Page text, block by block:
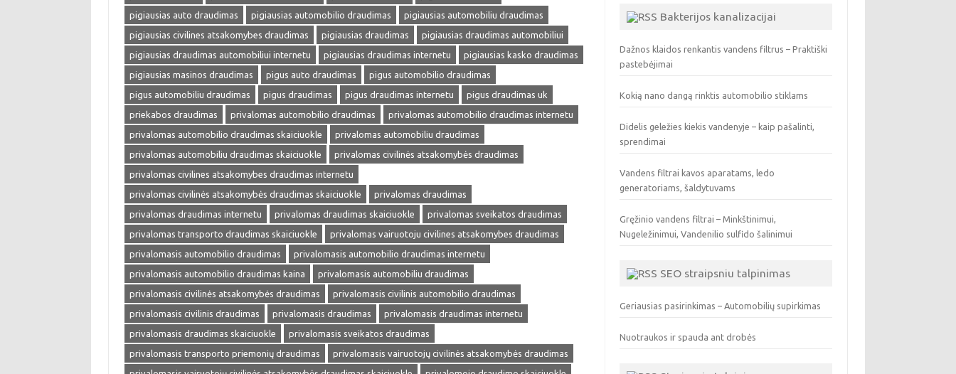
pigiausias auto draudimas
pigiausias automobilio draudimas
pigiausias automobiliu draudimas
pigiausias civilines atsakomybes draudimas
pigiausias draudimas
pigiausias draudimas automobiliui
pigiausias draudimas automobiliui internetu
pigiausias draudimas internetu
pigiausias kasko draudimas
pigiausias masinos draudimas
pigus auto draudimas
pigus automobilio draudimas
pigus automobiliu draudimas
pigus draudimas pigus draudimas internetu
pigus draudimas uk
priekabos draudimas
privalomas automobilio draudimas
privalomas automobilio draudimas internetu
privalomas automobilio draudimas skaiciuokle
privalomas automobiliu draudimas
privalomas automobiliu draudimas skaiciuokle
privalomas civilinės atsakomybės draudimas
privalomas civilines atsakomybes draudimas internetu
privalomas civilinės atsakomybės draudimas skaiciuokle
privalomas draudimas
privalomas draudimas internetu
privalomas draudimas skaiciuokle
privalomas sveikatos draudimas
privalomas transporto draudimas skaiciuokle
privalomas vairuotoju civilines atsakomybes draudimas
privalomasis automobilio draudimas
privalomasis automobilio draudimas internetu
privalomasis automobilio draudimas kaina
privalomasis automobiliu draudimas
privalomasis civilinės atsakomybės draudimas
privalomasis civilinis automobilio draudimas
privalomasis civilinis draudimas
privalomasis draudimas
privalomasis draudimas internetu
privalomasis draudimas skaiciuokle
privalomasis sveikatos draudimas
privalomasis transporto priemonių draudimas
privalomasis vairuotojų civilinės atsakomybės draudimas
Bakterijos kanalizacijai
Dažnos klaidos renkantis vandens filtrus – Praktiški
pastebėjimai
Kokią nano dangą rinktis automobilio stiklams
Didelis geležies kiekis vandenyje – kaip pašalinti,
sprendimai
Vandens filtrai kavos aparatams, ledo
generatoriams, šaldytuvams
Gręžinio vandens filtrai – Minkštinimui,
Nugeležinimui, Vandenilio sulfido šalinimui
SEO straipsniu talpinimas
Geriausias pasirinkimas – Automobilių supirkimas
Nuotraukos ir spauda ant drobės